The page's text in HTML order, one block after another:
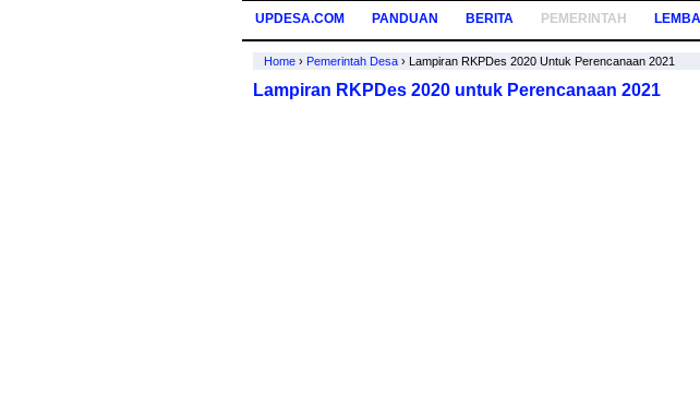
UPDESA.COM PANDUAN BERITA PEMERINTAH
Home › Pemerintah Desa › Lampiran RKPDes 2020 Untuk Perencanaan 2021
Lampiran RKPDes 2020 untuk Perencanaan 2021